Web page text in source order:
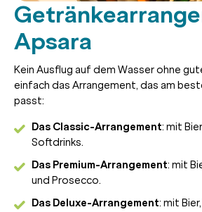
Apsara
Kein Ausflug auf dem Wasser ohne
einfach das Arrangement, das am
passt:
Das Classic-Arrangement: mit
Softdrinks.
Das Premium-Arrangement: mit
und Prosecco.
Das Deluxe-Arrangement: mit